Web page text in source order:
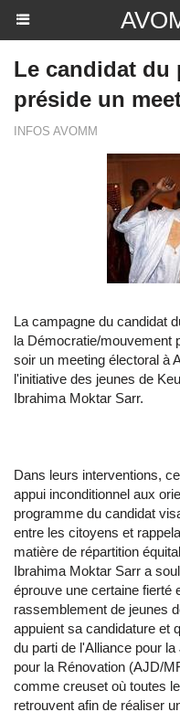
Le candidat du
préside un
INFOS AVOMM
La campagne du candidat
la Démocratie/mouvement
soir un meeting électoral à
l'initiative des jeunes de
Ibrahima Moktar Sarr.
Dans leurs interventions,
appui inconditionnel aux
programme du candidat
entre les citoyens et
matière de répartition
Ibrahima Moktar Sarr a
éprouve une certaine fierté
rassemblement de jeunes
appuient sa candidature et
du parti de l'Alliance pour
pour la Rénovation (AJD/
comme creuset où toutes
retrouvent afin de réaliser